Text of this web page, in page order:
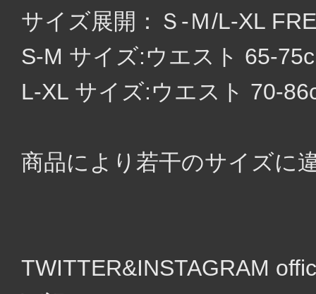
サイズ展開：Ｓ-Ｍ/L-XL
S-M サイズ:ウエスト 65-
L-XL サイズ:ウエスト 70-
商品により若干のサイズに
TWITTER&INSTAGRAM